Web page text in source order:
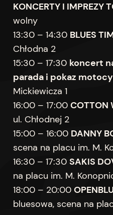
KONCERTY I IMPREZY
wolny
13:30 – 14:30 BLUES
Chłodna 2
15:30 – 17:30 koncert
parada i pokaz
Mickiewicza 1
16:00 – 17:00 COTTON
ul. Chłodnej 2
15:00 – 16:00 DANNY
scena na placu im. M.
16:30 – 17:30 SAKIS
na placu im. M.
18:00 – 20:00
bluesowa, scena na